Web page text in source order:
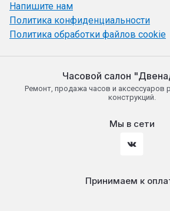
Напишите нам
Политика конфиденциальности
Политика обработки файлов cookie
Часовой салон
Ремонт, продажа часов и аксессуаров
конструкций.
Мы в сети
Принимаем к